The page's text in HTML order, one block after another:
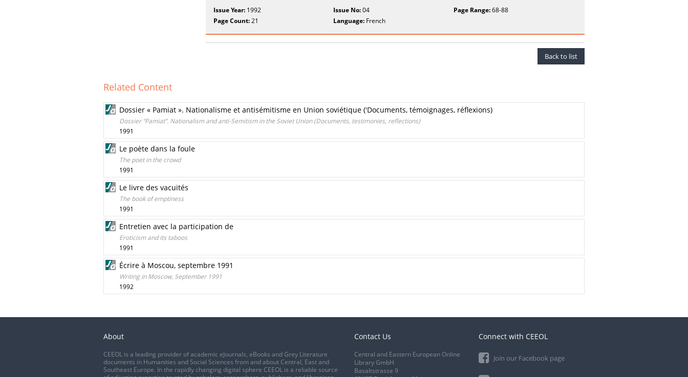
Issue Year: 1992 Issue No:04 Page Range:68-88
Page Count:21 Language: French
Back to list
Related Content
Dossier « Pamiat ». Nationalisme et antisémitisme en Union soviétique ('Documents, témoignages, réflexions)
Dossier “Pamiat”. Nationalism and anti-Semitism in the Soviet Union (Documents, testimonies, reflections)
1991
Le poète dans la foule
The poet in the crowd
1991
Le livre des vacuités
The book of emptiness
1991
Entretien avec la participation de
Eroticism and its taboos
1991
Écrire à Moscou, septembre 1991
Writing in Moscow, September 1991
1992
About
CEEOL is a leading provider of academic eJournals, eBooks and Grey Literature
documents in Humanities and Social Sciences from and about Central, East and
Southeast Europe. In the rapidly changing digital sphere CEEOL is a reliable source
Contact Us
Central and Eastern European Online
Library GmbH
Basaltstrasse 9
Connect with CEEOL
Join our Facebook page